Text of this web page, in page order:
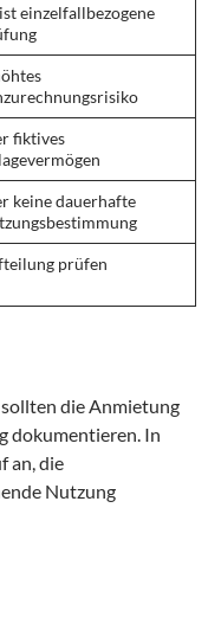
einzelfallbezogene
fiktives
keine dauerhafte
prüfen
die Anmietung
dokumentieren. In
an, die
Nutzung